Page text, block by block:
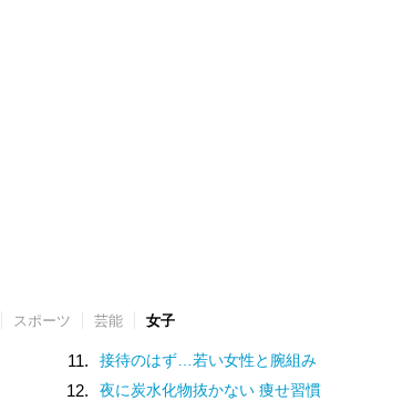
スポーツ 芸能 女子
11. 接待のはず…若い女性と腕組み
12. 夜に炭水化物抜かない 痩せ習慣